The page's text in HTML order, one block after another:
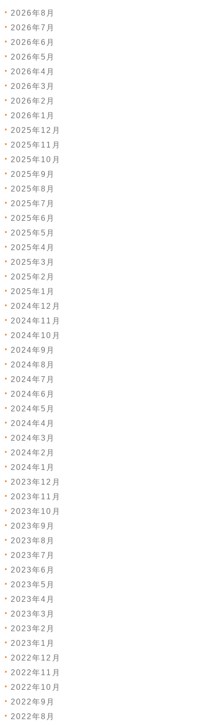
2026年8月
2026年7月
2026年6月
2026年5月
2026年4月
2026年3月
2026年2月
2026年1月
2025年12月
2025年11月
2025年10月
2025年9月
2025年8月
2025年7月
2025年6月
2025年5月
2025年4月
2025年3月
2025年2月
2025年1月
2024年12月
2024年11月
2024年10月
2024年9月
2024年8月
2024年7月
2024年6月
2024年5月
2024年4月
2024年3月
2024年2月
2024年1月
2023年12月
2023年11月
2023年10月
2023年9月
2023年8月
2023年7月
2023年6月
2023年5月
2023年4月
2023年3月
2023年2月
2023年1月
2022年12月
2022年11月
2022年10月
2022年9月
2022年8月